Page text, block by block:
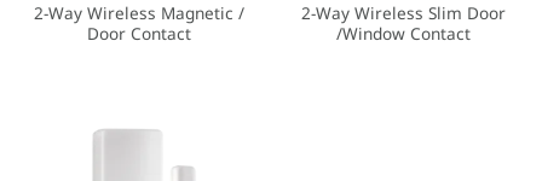
2-Way Wireless Magnetic /
Door Contact
2-Way Wireless Slim Door
/Window Contact